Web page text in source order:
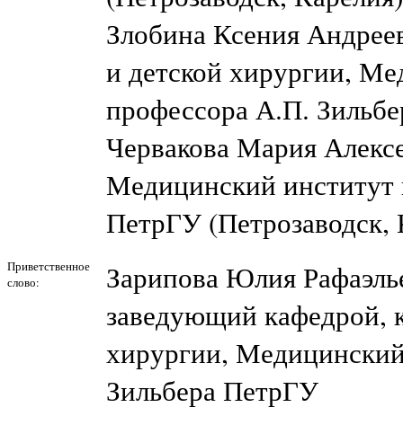
Злобина Ксения
и детской хирургии,
профессора А.П.
Червакова Мария
Медицинский
ПетрГУ (Петрозаводск,
Приветственное
слово:
Зарипова Юлия
заведующий кафедрой,
хирургии,
Зильбера ПетрГУ